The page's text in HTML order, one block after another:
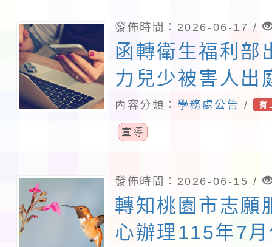
發佈時間：2026-06-17 /
函轉衛生福利部
力兒少被害人出
冊」一案，詳如
照。
內容分類： 學務處公告 / 有
宣導
發佈時間：2026-06-15 /
轉知桃園市志願
心辦理115年7